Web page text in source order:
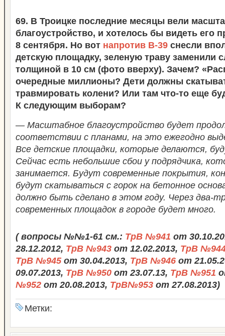
69. В Троицке последние месяцы вели
благоустройство, и хотелось бы видеть его
8 сентября. Но вот напротив В-39 снесли
детскую площадку, зеленую траву заменили
толщиной в 10 см (фото вверху). Зачем?
очередные миллионы? Дети должны
травмировать колени? Или там что-то еще
К следующим выборам?
— Масштабное благоустройство будет
соответствии с планами, на это ежегодно
Все детские площадки, которые делаются,
Сейчас есть небольшие сбои у подрядчика,
занимается. Будут современные покрытия,
будут скатываться с горок на бетонное
должно быть сделано в этом году. Через два-
современных площадок в городе будет много.
( вопросы №№1-61 см.: ТрВ №941 от
28.12.2012, ТрВ №943 от 12.02.2013, ТрВ
ТрВ №945 от 30.04.2013, ТрВ №946 от
09.07.2013, ТрВ №950 от 23.07.13, ТрВ №951
№952 от 20.08.2013, ТрВ№953 от 27.08.2013)
Метки: